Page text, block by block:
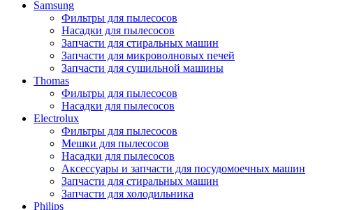
Samsung
Фильтры для пылесосов
Насадки для пылесосов
Запчасти для стиральных машин
Запчасти для микроволновых печей
Запчасти для сушильной машины
Thomas
Фильтры для пылесосов
Насадки для пылесосов
Electrolux
Фильтры для пылесосов
Мешки для пылесосов
Насадки для пылесосов
Аксессуары и запчасти для посудомоечных машин
Запчасти для стиральных машин
Запчасти для холодильника
Philips